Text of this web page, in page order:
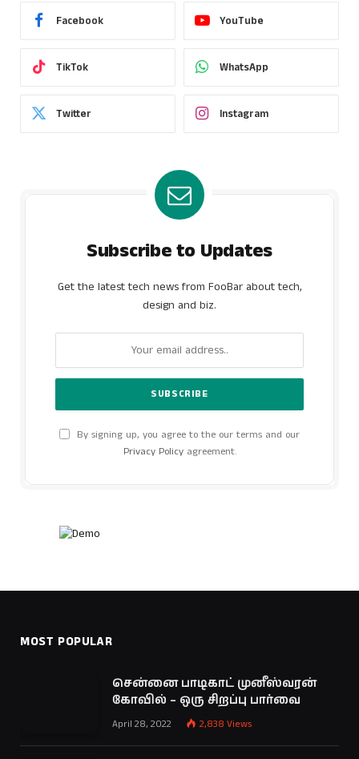
Facebook YouTube
TikTok WhatsApp
Twitter Instagram
Subscribe to Updates
Get the latest tech news from FooBar about tech,
design and biz.
By signing up, you agree to the our terms and our
Privacy Policyagreement.
MOST POPULAR
சென்னை பாடிகாட் முனீஸ்வரன்
கோவில் – ஒரு சிறப்பு பார்வை
April 28, 2022 2,838 Views